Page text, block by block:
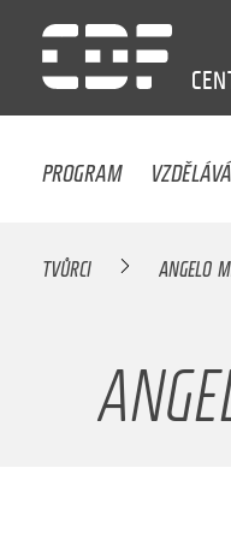
PROGRAM
TVŮRCI ANGELO